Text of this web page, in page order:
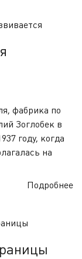
фабрика по
Зоглобек в
году, когда
на
Подробнее